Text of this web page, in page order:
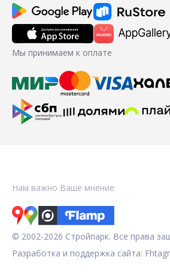
Мы принимаем к оплате
Нам важно Ваше мнение
© 2002-2026 Стройпарк. Все права
Разработка и поддержка сайта: